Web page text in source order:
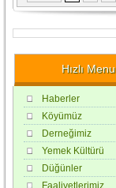
Hızlı Menu
Haberler
Köyümüz
Derneğimiz
Yemek Kültürü
Düğünler
Faaliyetlerimiz